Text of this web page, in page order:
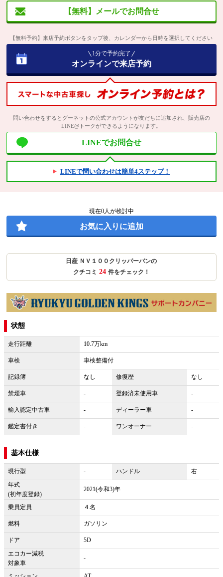
【無料】メールでお問合せ
【無料予約】来店予約ボタンをタップ後、カレンダーから日時を選択してください
1分で予約完了
オンラインで来店予約
問い合わせをするとグーネットの公式アカウントが友だちに追加され、販売店の
LINE@トークができるようになります。
LINEでお問合せ
LINEで問い合わせは簡単4ステップ！
現在0人が検討中
お気に入りに追加
日産 ＮＶ１００クリッパーバンの
クチコミ 24 件をチェック！
状態
走行距離 10.7万km
車検 車検整備付
記録簿 なし 修復歴 なし
禁煙車 - 登録済未使用車 -
輸入認定中古車 - ディーラー車 -
鑑定書付き - ワンオーナー -
基本仕様
現行型 - ハンドル
右
年式
(初年度登録)
2021(令和3)年
乗員定員 ４名
燃料 ガソリン
ドア
5D
エコカー減税
対象車
-